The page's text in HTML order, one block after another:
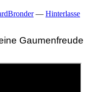
— Hinterlasse
Gaumenfreude